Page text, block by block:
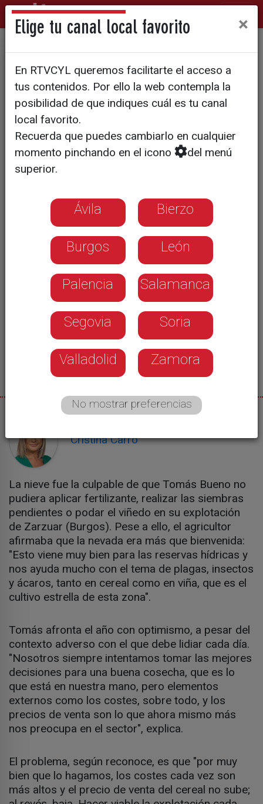
El campo afronta 2026 entre
costes altos y precios a la
baja
Agricultores y ganaderos de Castilla y
León reclaman apoyo ante el acuerdo
con Mercosur, los recortes de la PAC y
africana
Cristina Carro
La nieve fue la culpable de que Tomás Bueno no
pudiera aplicar fertilizante, realizar las siembras
pendientes o podar el viñedo en su explotación
de Zarzuar (Burgos). Pese a ello, el agricultor
afirmaba que la nevada era más que bienvenida:
"Esto viene muy bien para las reservas hídricas y
nos ayuda mucho con el tema de plagas, insectos
y ácaros, tanto en cereal como en viña, que es el
cultivo estrella de esta zona".
Tomás afronta el año con optimismo, a pesar del
contexto adverso con el que debe lidiar cada día.
"Nosotros siempre intentamos tomar las mejores
decisiones para una buena cosecha, que es lo
que está en nuestra mano, pero elementos
externos como los costes, sobre todo, y los
precios de venta son lo que ahora mismo más
nos preocupa en el sector", explica.
El problema, según reconoce, es que "por muy
bien que lo hagamos, los costes cada vez son
más altos y el precio de venta del cereal no sube;
Elige tu canal local favorito ×
En RTVCYL queremos facilitarte el acceso a
tus contenidos. Por ello la web contempla la
posibilidad de que indiques cuál es tu canal
local favorito.
Recuerda que puedes cambiarlo en cualquier
momento pinchando en el icono
del menú
superior.
Ávila Bierzo
Burgos León
Palencia Salamanca
Segovia Soria
Valladolid Zamora
No mostrar preferencias